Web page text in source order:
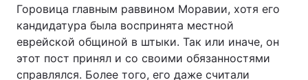
Горовица главным раввином Моравии, хотя его
кандидатура была воспринята местной
еврейской общиной в штыки. Так или иначе, он
этот пост принял и со своими обязанностями
справлялся. Более того, его даже считали